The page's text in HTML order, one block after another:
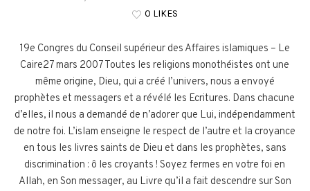
0 LIKES
19e Congres du Conseil supérieur des Affaires islamiques – Le
Caire27 mars 2007 Toutes les religions monothéistes ont une
même origine, Dieu, qui a créé l’univers, nous a envoyé
prophètes et messagers et a révélé les Ecritures. Dans chacune
d’elles, il nous a demandé de n’adorer que Lui, indépendamment
de notre foi. L’islam enseigne le respect de l’autre et la croyance
en tous les livres saints de Dieu et dans les prophètes, sans
discrimination : ô les croyants ! Soyez fermes en votre foi en
Allah, en Son messager, au Livre qu’il a fait descendre sur Son